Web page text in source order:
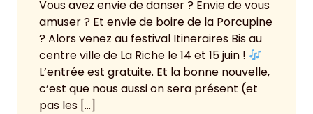
Vous avez envie de danser ? Envie de vous
amuser ? Et envie de boire de la Porcupine
? Alors venez au festival Itineraires Bis au
centre ville de La Riche le 14 et 15 juin !
L’entrée est gratuite. Et la bonne nouvelle,
c’est que nous aussi on sera présent (et
pas les […]